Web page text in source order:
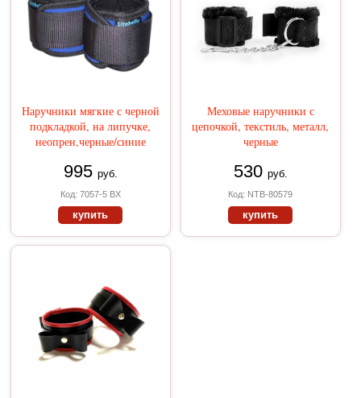
Наручники мягкие с черной
подкладкой, на липучке,
неопрен,черные/синие
995 руб.
Код: 7057-5 BX
купить
Меховые наручники с
цепочкой, текстиль, металл,
черные
530 руб.
Код: NTB-80579
купить